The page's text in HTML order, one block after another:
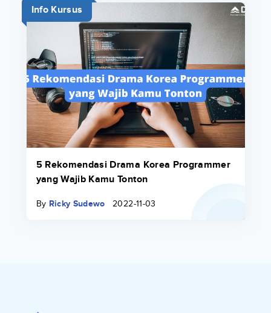
Info Kursus
5 Rekomendasi Drama Korea Programmer
yang Wajib Kamu Tonton
By Ricky Sudewo 2022-11-03